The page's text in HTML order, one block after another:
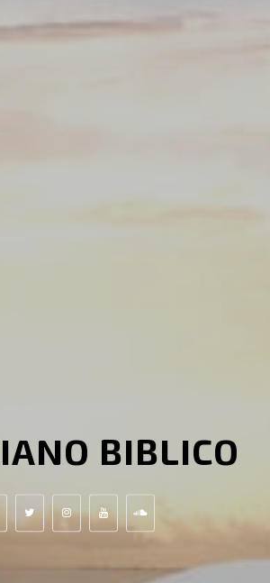
BIBLICO